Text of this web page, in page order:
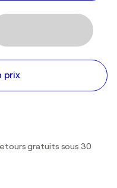
prix
gratuits sous 30